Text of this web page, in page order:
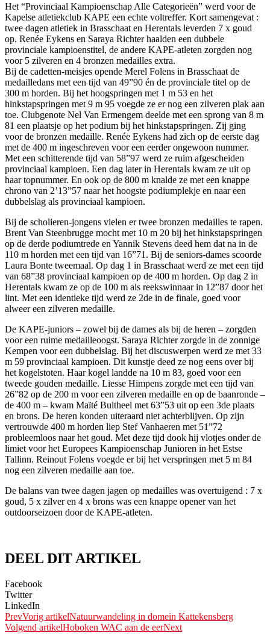
Het “Provinciaal Kampioenschap Alle Categorieën” werd voor de
Kapelse atletiekclub KAPE een echte voltreffer. Kort samengevat :
twee dagen atletiek in Brasschaat en Herentals leverden 7 x goud
op. Renée Eykens en Saraya Richter haalden een dubbele
provinciale kampioenstitel, de andere KAPE-atleten zorgden nog
voor 5 zilveren en 4 bronzen medailles extra.
Bij de cadetten-meisjes opende Merel Folens in Brasschaat de
medailledans met een tijd van 49”90 én de provinciale titel op de
300 m horden. Bij het hoogspringen met 1 m 53 en het
hinkstapspringen met 9 m 95 voegde ze er nog een zilveren plak aan
toe. Clubgenote Nel Van Ermengem deelde met een sprong van 8 m
81 een plaatsje op het podium bij het hinkstapspringen. Zij ging
voor de bronzen medaille. Renée Eykens had zich op de eerste dag
met de 400 m ingeschreven voor een eerder ongewoon nummer.
Met een schitterende tijd van 58”97 werd ze ruim afgescheiden
provinciaal kampioen. Een dag later in Herentals kwam ze uit op
haar topnummer. En ook op de 800 m knalde ze met een knappe
chrono van 2’13”57 naar het hoogste podiumplekje en naar een
dubbelslag als provinciaal kampioen.
Bij de scholieren-jongens vielen er twee bronzen medailles te rapen.
Brent Van Steenbrugge mocht met 10 m 20 bij het hinkstapspringen
op de derde podiumtrede en Yannik Stevens deed hem dat na in de
110 m horden met een tijd van 16”71. Bij de seniors-dames scoorde
Laura Bonte tweemaal. Op dag 1 in Brasschaat werd ze met een tijd
van 68”38 provinciaal kampioen op de 400 m horden. Op dag 2 in
Herentals kwam ze op de 100 m als reekswinnaar in 12”87 door het
lint. Met een identieke tijd werd ze 2de in de finale, goed voor
alweer een zilveren medaille.
De KAPE-juniors – zowel bij de dames als bij de heren – zorgden
voor een ruime medailleoogst. Saraya Richter zorgde in de zonnige
Kempen voor een dubbelslag. Bij het discuswerpen werd ze met 33
m 59 provinciaal kampioen. Dit kunstje deed ze nog eens over bij
het kogelstoten. Haar kogel landde na 10 m 83, goed voor een
tweede gouden medaille. Liesse Himpens zorgde met een tijd van
26”82 op de 200 m voor een zilveren medaille en op de baanronde –
de 400 m – kwam Maïté Bultheel met 63”53 uit op een 3de plaats
en brons. De heren konden uiteraard niet achterblijven. Op zijn
vertrouwde 400 m horden liep Stef Vanhaeren met 51”72
probleemloos naar het goud. Met deze tijd dook hij vlotjes onder de
limiet voor het Europees Kampioenschap Junioren in het Estse
Tallinn. Reinout Folens voegde er bij het verspringen met 5 m 84
nog een zilveren medaille aan toe.
De balans van twee dagen jagen op medailles was overtuigend : 7 x
goud, 5 x zilver en 4 x brons was een knappe opener van het
outdoorseizoen door de KAPE-atleten.
DEEL DIT ARTIKEL
Facebook
Twitter
LinkedIn
PrevVorig artikelNatuurwandeling in domein Kattekensberg
Volgend artikelHoboken WAC aan de eerNext